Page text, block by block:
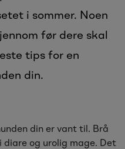
i sommer. Noen
før dere skal
tips for en
din.
din er vant til. Brå
og urolig mage. Det